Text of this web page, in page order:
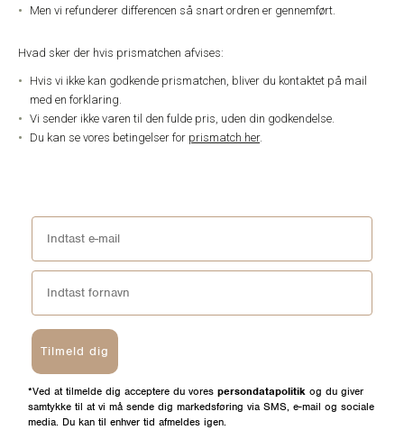
Men vi refunderer differencen så snart ordren er gennemført.
Hvad sker der hvis prismatchen afvises:
Hvis vi ikke kan godkende prismatchen, bliver du kontaktet på mail
med en forklaring.
Vi sender ikke varen til den fulde pris, uden din godkendelse.
Du kan se vores betingelser for prismatch her.
Tilmeld dig
*Ved at tilmelde dig acceptere du vores persondatapolitik og du giver
samtykke til at vi må sende dig markedsføring via SMS, e-mail og sociale
media. Du kan til enhver tid afmeldes igen.